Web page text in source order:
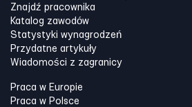
Znajdź pracownika
Katalog zawodów
Statystyki wynagrodzeń
Przydatne artykuły
Wiadomości z zagranicy
Praca w Europie
Praca w Polsce